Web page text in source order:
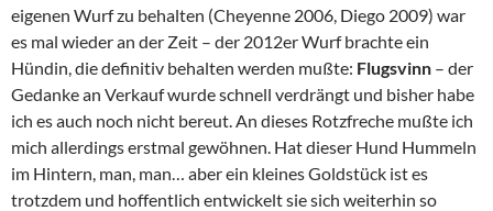
eigenen Wurf zu behalten (Cheyenne 2006, Diego 2009) war
es mal wieder an der Zeit – der 2012er Wurf brachte ein
Hündin, die definitiv behalten werden mußte: Flugsvinn – der
Gedanke an Verkauf wurde schnell verdrängt und bisher habe
ich es auch noch nicht bereut. An dieses Rotzfreche mußte ich
mich allerdings erstmal gewöhnen. Hat dieser Hund Hummeln
im Hintern, man, man… aber ein kleines Goldstück ist es
trotzdem und hoffentlich entwickelt sie sich weiterhin so